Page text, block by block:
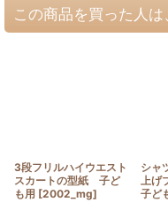
この商品を買った人
3段フリルハイウエスト
スカートの型紙 子ど
も用 [2002_mg]
シャ
上げ
子ど